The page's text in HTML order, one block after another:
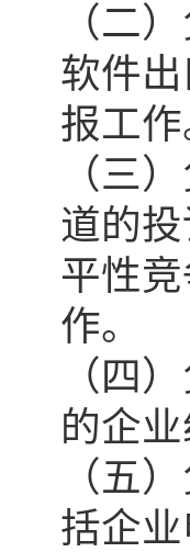
（二
软件
报工作
（三
道的
平性
作。
（四
的企
（五
括企